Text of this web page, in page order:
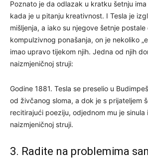
Poznato je da odlazak u kratku šetnju
kada je u pitanju kreativnost. I Tesla je
mišljenja, a iako su njegove šetnje
kompulzivnog ponašanja, on je nekoliko
imao upravo tijekom njih. Jedna od njih
naizmjeničnoj struji:
Godine 1881. Tesla se preselio u
od živčanog sloma, a dok je s prijateljem
recitirajući poeziju, odjednom mu je sinula
naizmjeničnoj struji.
3. Radite na problemima